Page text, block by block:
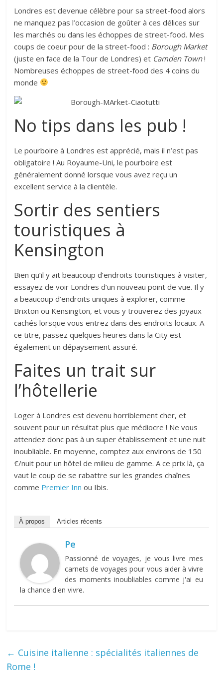
Londres est devenue célèbre pour sa street-food alors
ne manquez pas l’occasion de goûter à ces délices sur
les marchés ou dans les échoppes de street-food. Mes
coups de coeur pour de la street-food : Borough Market
(juste en face de la Tour de Londres) et Camden Town!
Nombreuses échoppes de street-food des 4 coins du
monde
No tips dans les pub !
Le pourboire à Londres est apprécié, mais il n’est pas
obligatoire ! Au Royaume-Uni, le pourboire est
généralement donné lorsque vous avez reçu un
excellent service à la clientèle.
Sortir des sentiers
touristiques à
Kensington
Bien qu’il y ait beaucoup d’endroits touristiques à visiter,
essayez de voir Londres d’un nouveau point de vue. Il y
a beaucoup d’endroits uniques à explorer, comme
Brixton ou Kensington, et vous y trouverez des joyaux
cachés lorsque vous entrez dans des endroits locaux. A
ce titre, passez quelques heures dans la City est
également un dépaysement assuré.
Faites un trait sur
l’hôtellerie
Loger à Londres est devenu horriblement cher, et
souvent pour un résultat plus que médiocre ! Ne vous
attendez donc pas à un super établissement et une nuit
inoubliable. En moyenne, comptez aux environs de 150
€/nuit pour un hôtel de milieu de gamme. A ce prix là, ça
vaut le coup de se rabattre sur les grandes chaînes
comme Premier Inn ou Ibis.
À propos Articles récents
Pe
Passionné de voyages, je vous livre mes
carnets de voyages pour vous aider à vivre
des moments inoubliables comme j'ai eu
la chance d'en vivre.
← Cuisine italienne : spécialités italiennes de
Rome !